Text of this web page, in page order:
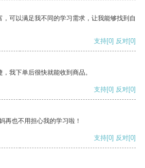
，可以满足我不同的学习需求，让我能够找到自
支持[0] 反对[0]
我下单后很快就能收到商品。
支持[0] 反对[0]
再也不用担心我的学习啦！
支持[0] 反对[0]